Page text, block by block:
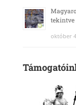
tekintve
október